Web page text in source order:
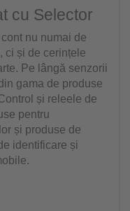
cu Selector
nu numai de
ci și de cerințele
Pe lângă senzorii
gama de produse
și releele de
pentru
și produse de
identificare și